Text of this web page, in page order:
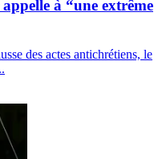
à “une extrême
des actes antichrétiens, le